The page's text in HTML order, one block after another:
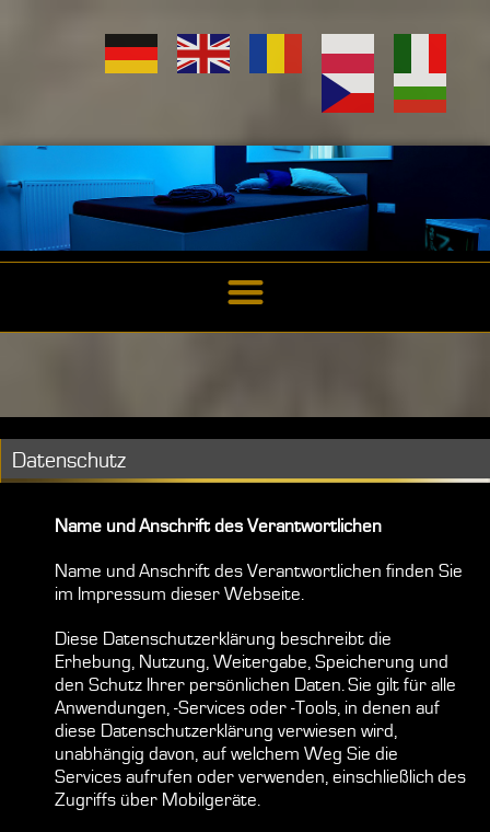
Datenschutz
Name und Anschrift des Verantwortlichen
Name und Anschrift des Verantwortlichen finden Sie
im Impressum dieser Webseite.
Diese Datenschutzerklärung beschreibt die
Erhebung, Nutzung, Weitergabe, Speicherung und
den Schutz Ihrer persönlichen Daten. Sie gilt für alle
Anwendungen, -Services oder -Tools, in denen auf
diese Datenschutzerklärung verwiesen wird,
unabhängig davon, auf welchem Weg Sie die
Services aufrufen oder verwenden, einschließlich des
Zugriffs über Mobilgeräte.